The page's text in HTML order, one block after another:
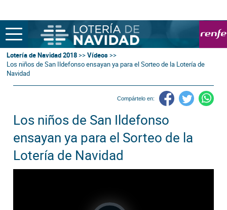
Lotería de Navidad 2018>>Vídeos>>
Los niños de San Ildefonso ensayan ya para el Sorteo de la Lotería de
Navidad
Compártelo en:
Los niños de San Ildefonso
ensayan ya para el Sorteo de la
Lotería de Navidad